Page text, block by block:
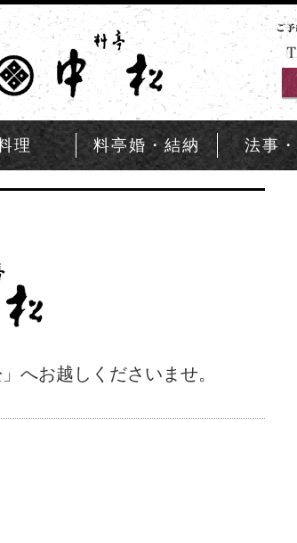
理 料亭婚・結納 法事
へお越しくださいませ。